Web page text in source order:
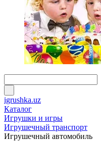
igrushka.uz
Каталог
Игрушки и игры
Игрушечный транспорт
Игрушечный автомобиль